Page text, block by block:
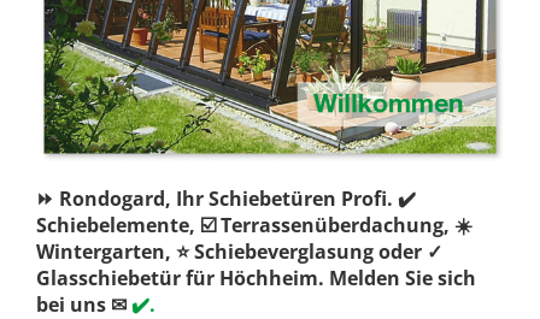
⏩ Rondogard, Ihr Schiebetüren Profi. ✔️
Schiebelemente, ☑️ Terrassenüberdachung, ☀️
Wintergarten, ⭐ Schiebeverglasung oder ✓
Glasschiebetür für Höchheim. Melden Sie sich
bei uns ✉✔️.